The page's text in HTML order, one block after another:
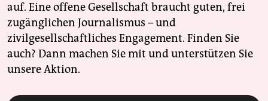
auf. Eine offene Gesellschaft braucht guten, frei
zugänglichen Journalismus – und
zivilgesellschaftliches Engagement. Finden Sie
auch? Dann machen Sie mit und unterstützen Sie
unsere Aktion.